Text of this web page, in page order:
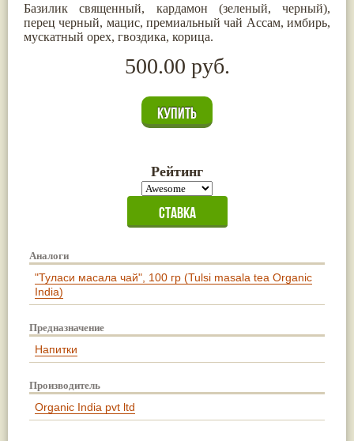
Базилик священный, кардамон (зеленый, черный),
перец черный, мацис, премиальный чай Ассам, имбирь,
мускатный орех, гвоздика, корица.
500.00 руб.
Рейтинг
Аналоги
"Туласи масала чай", 100 гр (Tulsi masala tea Organic
India)
Предназначение
Напитки
Производитель
Organic India pvt ltd
Жасмин (8)
Каранджа(8)
Касторовое масло(8)